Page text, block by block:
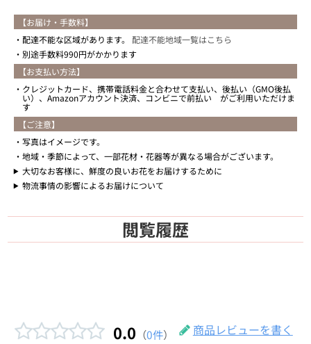
【お届け・手数料】
配達不能な区域があります。 配達不能地域一覧はこちら
別途手数料990円がかかります
【お支払い方法】
クレジットカード、携帯電話料金と合わせて支払い、後払い（GMO後払
い）、Amazonアカウント決済、コンビニで前払い がご利用いただけま
す
【ご注意】
写真はイメージです。
地域・季節によって、一部花材・花器等が異なる場合がございます。
大切なお客様に、鮮度の良いお花をお届けするために
物流事情の影響によるお届けについて
閲覧履歴
0.0 （0件）
商品レビューを書く